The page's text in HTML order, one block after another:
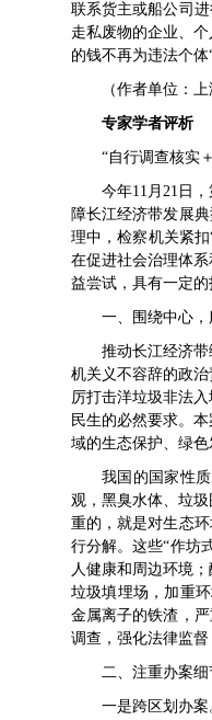
联系货主或船公司
走私废物的企业、
的钱不再为违法个体
（作者单位：
专家学者评析
“自行调查核实
今年11月21日
障长江经济带发展
理中，检察机关紧
在促进社会治理体
益尝试，具有一定的
一、围绕中心
推动长江经济
机关义不容辞的政
厉打击洋垃圾非法
民生的必然要求。
域的生态保护、绿色
我国的国家性
观，黑臭水体、垃
重的，就是对生态
行分解。这些“作坊
人健康和周边环境
垃圾填埋场，加重
金属离子的铁渣，
调查，强化法律监
二、注重办案
一是跨区划办